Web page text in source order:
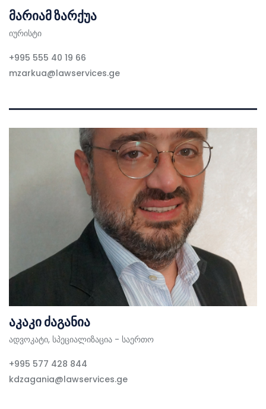
მარიამ ზარქუა
იურისტი
+995 555 40 19 66
mzarkua@lawservices.ge
აკაკი ძაგანია
ადვოკატი, სპეციალიზაცია - საერთო
+995 577 428 844
kdzagania@lawservices.ge